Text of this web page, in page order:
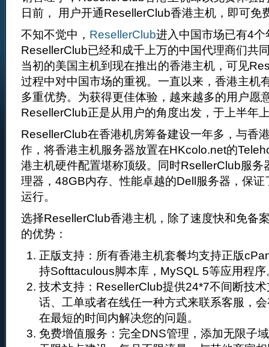
日前， 用户开通ResellerClub香港主机，即可免
不知不觉中， ResellerClub进入中国市场已有4
ResellerClub已经和成千上万的中国代理商们共
当初的美国主机到现在推出的香港主机，可见
过程中对中国市场的重视。一直以来，香港主机
多重优势。为获得更佳体验，越来越多的用户愿
ResellerClub正是从用户的角度出发，于上半年
ResellerClub在香港机房筹备建设一年多，与香
作，将香港主机服务器放置在HKcolo.net的
港主机硬件配置堪称顶级。同时RsellerClub服务
理器，48GB内存、性能卓越的Dell服务器，保
运行。
选择ResellerClub香港主机，除了速度快和免备
的优势：
正版支持：所有香港主机套餐均支持正版
持Softtaculous脚本库，MySQL 5等应用程序
技术支持：ResellerClub提供24*7不间断技
话、工单或者在线任一种方式来联系客服，
在最短的时间内解决您的问题。
免费增值服务：完全DNS管理，添加无限子